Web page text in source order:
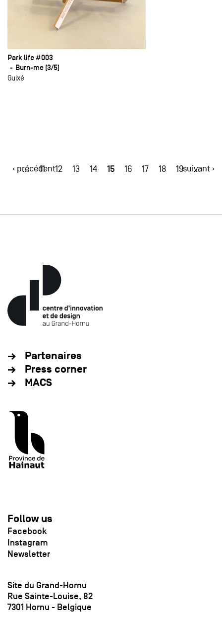
Park life #003
Burn-me (3/5)
Guixé
‹ précédent
… 11 12 13 14 15 16 17 18 19 …
suivant ›
Partenaires
Press corner
MACS
Follow us
Facebook
Instagram
Newsletter
Site du Grand-Hornu
Rue Sainte-Louise, 82
7301 Hornu - Belgique